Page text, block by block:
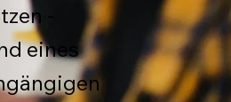
-
eines